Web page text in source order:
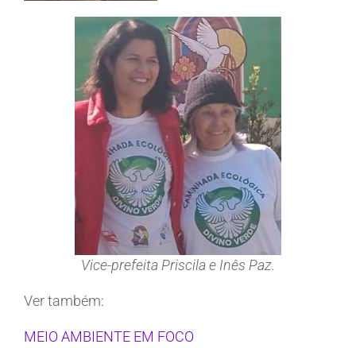
Vice-prefeita Priscila e Inês Paz.
Ver também:
MEIO AMBIENTE EM FOCO